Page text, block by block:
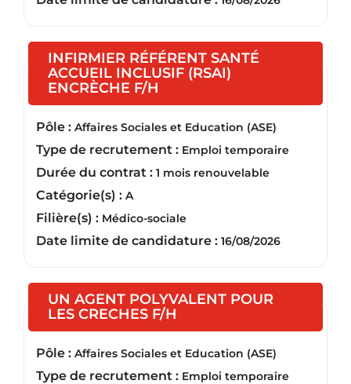
INFIRMIER RÉFÉRENT SANTÉ
ACCUEIL INCLUSIF (RSAI)
ENCRÈCHE F/H
Pôle : Affaires Sociales et Education (ASE)
Type de recrutement : Emploi temporaire
Durée du contrat : 1 mois renouvelable
Catégorie(s) : A
Filière(s) : Médico-sociale
Date limite de candidature : 16/08/2026
UN AGENT POLYVALENT POUR
LES CRECHES F/H
Pôle : Affaires Sociales et Education (ASE)
Type de recrutement : Emploi temporaire